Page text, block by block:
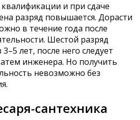
и при сдаче
разряд повышается. Дорасти
в течение года после
Шестой разряд
лет, после него следует
инженера. Но получить
невозможно без
сантехника